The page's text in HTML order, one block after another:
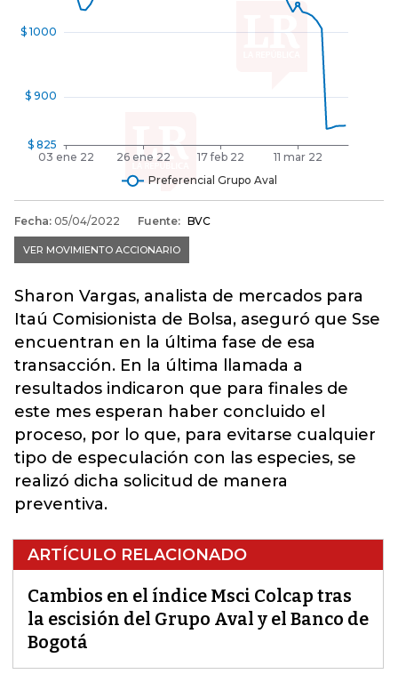
Sharon Vargas, analista de mercados para
Itaú Comisionista de Bolsa, aseguró que Sse
encuentran en la última fase de esa
transacción. En la última llamada a
resultados indicaron que para finales de
este mes esperan haber concluido el
proceso, por lo que, para evitarse cualquier
tipo de especulación con las especies, se
realizó dicha solicitud de manera
preventiva.
ARTÍCULO RELACIONADO
Cambios en el índice Msci Colcap tras
la escisión del Grupo Aval y el Banco de
Bogotá